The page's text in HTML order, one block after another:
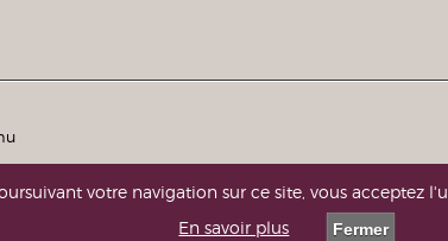
votre navigation sur ce site, vous acceptez
En savoir plus